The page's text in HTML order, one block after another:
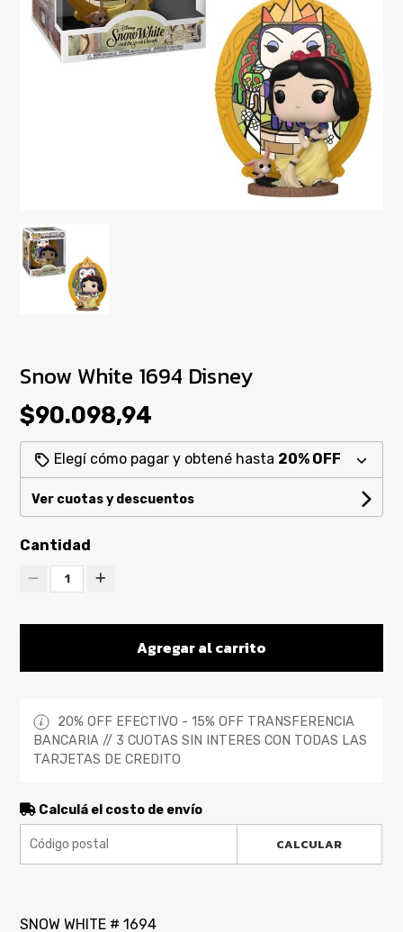
Snow White 1694 Disney
$90.098,94
Elegí cómo pagar y obtené hasta 20% OFF
Ver cuotas y descuentos
Cantidad
1
Agregar al carrito
20% OFF EFECTIVO - 15% OFF TRANSFERENCIA
BANCARIA // 3 CUOTAS SIN INTERES CON TODAS LAS
TARJETAS DE CREDITO
Calculá el costo de envío
CALCULAR
SNOW WHITE # 1694